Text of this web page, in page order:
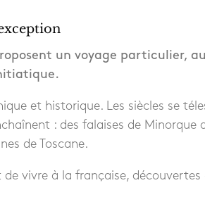
un voyage particulier,
et historique. Les siècles se
: des falaises de Minorque
de Toscane.
de vivre à la française,